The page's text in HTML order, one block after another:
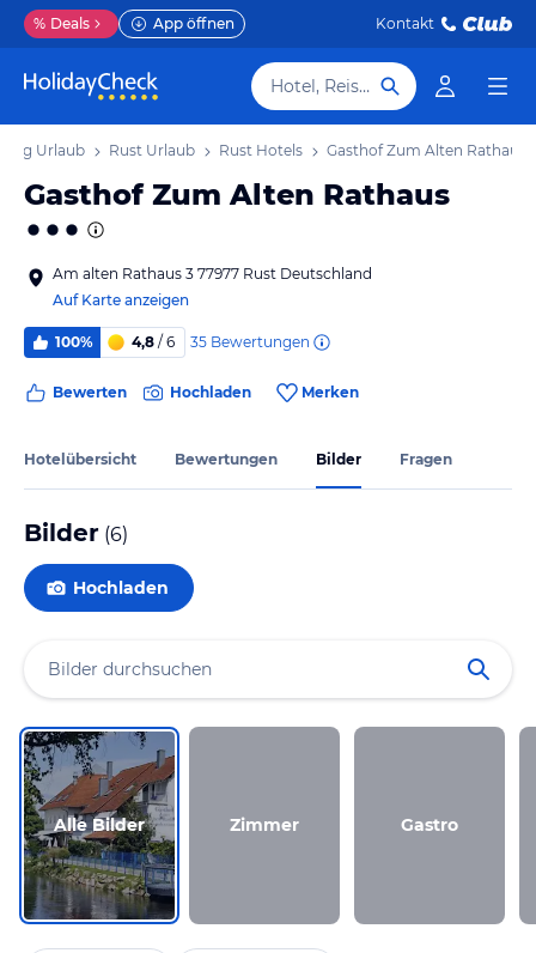
% Deals App öffnen Kontakt
Hotel, Reiseziel
Urlaub Rust Urlaub Rust Hotels Gasthof Zum Alten Rathaus
Gasthof Zum Alten Rathaus
Am alten Rathaus 3 77977 Rust Deutschland
Auf Karte anzeigen
100% 4,8 / 6 35 Bewertungen
Bewerten Hochladen Merken
Hotelübersicht Bewertungen Bilder Fragen
Bilder (6)
Hochladen
Alle Bilder Zimmer Gastro